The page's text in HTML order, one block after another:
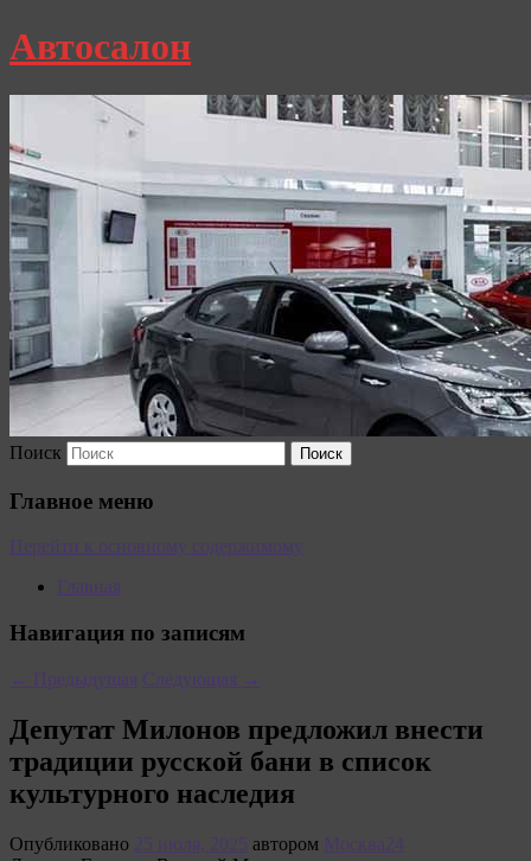
Автосалон
Поиск
Главное меню
Перейти к основному содержимому
Главная
Навигация по записям
← Предыдущая Следующая →
Депутат Милонов предложил внести
традиции русской бани в список
культурного наследия
Опубликовано 25 июля, 2025 автором Москва24